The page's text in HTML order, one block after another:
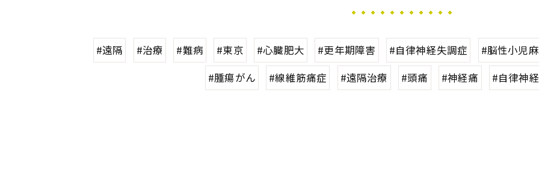
#遠隔 #治療 #難病 #東京 #心臓肥大 #更年期障害 #自律神経失調症
#脳性小児
#腫瘍がん
#線維筋痛症 #遠隔治療 #頭痛 #神経痛 #自律神経